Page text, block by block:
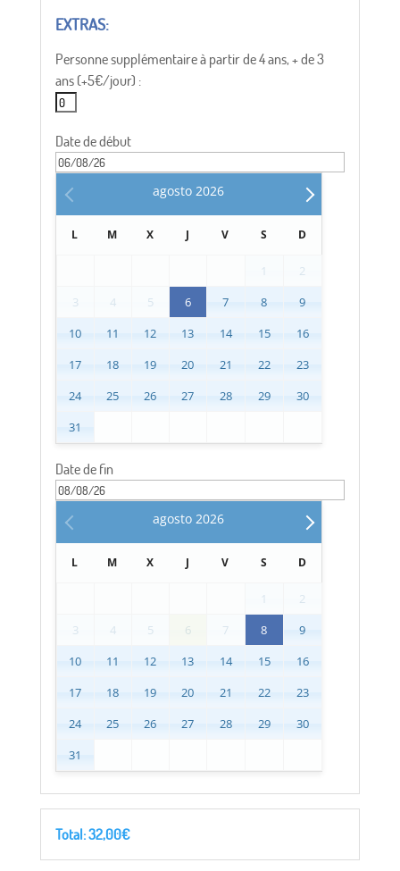
Personne supplémentaire à partir de 4 ans, + de 3
ans (+5€/jour) :
Date de début
agosto 2026
L M X J V S D
1
2
3
4 5 6 7 8
9
10
11 12 13 14 15
16
17
18 19 20 21 22
23
24
25 26 27 28 29
30
31
Date de fin
agosto 2026
L M X J V S D
1
2
3
4 5 6 7 8
9
10
11 12 13 14 15
16
17
18 19 20 21 22
23
24
25 26 27 28 29
30
31
Total:32,00€